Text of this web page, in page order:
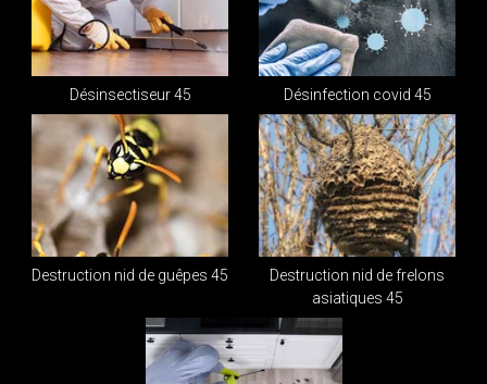
Désinsectiseur 45 Désinfection covid 45
Destruction nid de guêpes 45
Destruction nid de frelons
asiatiques 45